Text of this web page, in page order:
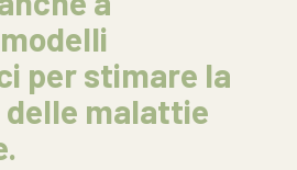
per stimare la
malattie